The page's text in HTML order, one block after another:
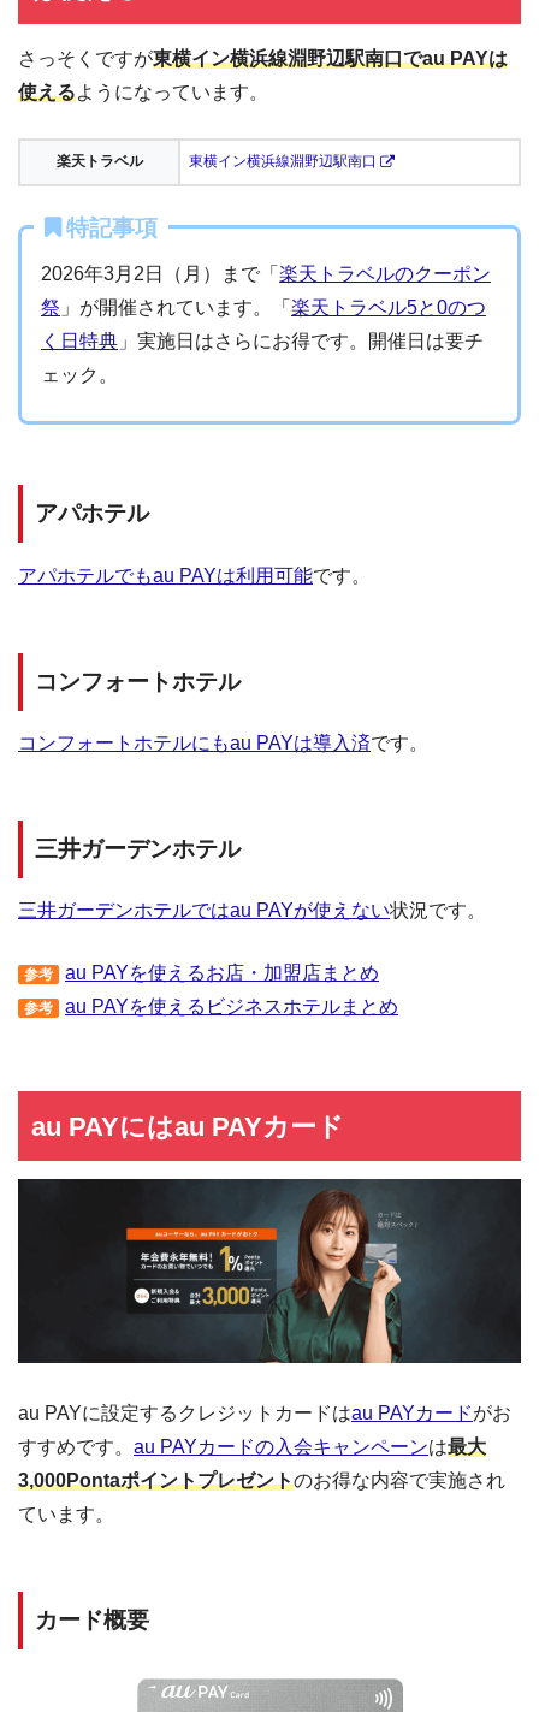
さっそくですが東横イン横浜線淵野辺駅南口でau PAYは
使えるようになっています。
楽天トラベル 東横イン横浜線淵野辺駅南口
特記事項
2026年3月2日（月）まで「 楽天トラベルのクーポン
祭 」が開催されています。「 楽天トラベル5と0のつ
く日特典 」実施日はさらにお得です。開催日は要チ
ェック。
アパホテル
アパホテルでもau PAYは利用可能です。
コンフォートホテル
コンフォートホテルにもau PAYは導入済です。
三井ガーデンホテル
三井ガーデンホテルではau PAYが使えない状況です。
参考 au PAYを使えるお店・加盟店まとめ
参考 au PAYを使えるビジネスホテルまとめ
au PAYにはau PAYカード
au PAYに設定するクレジットカードはau PAYカードがお
すすめです。 au PAYカードの入会キャンペーンは最大
3,000Pontaポイントプレゼントのお得な内容で実施され
ています。
カード概要